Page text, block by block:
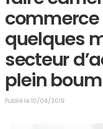
commerce
quelques
secteur
plein boum
Publié le10/04/2019